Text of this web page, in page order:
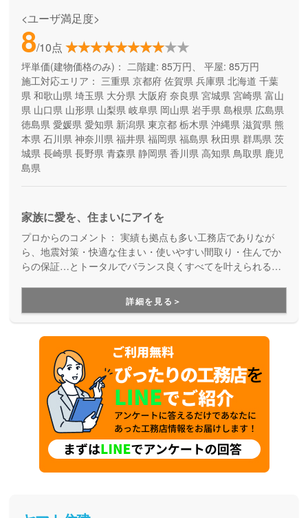
<ユーザ満足度>
8/10点
坪単価(建物価格のみ)： 二階建: 85万円、 平屋: 85万円
施工対応エリア： 三重県 京都府 佐賀県 兵庫県 北海道 千葉
県 和歌山県 埼玉県 大分県 大阪府 奈良県 宮城県 宮崎県 富山
県 山口県 山形県 山梨県 岐阜県 岡山県 岩手県 島根県 広島県
徳島県 愛媛県 愛知県 新潟県 東京都 栃木県 沖縄県 滋賀県 熊
本県 石川県 神奈川県 福井県 福岡県 福島県 秋田県 群馬県 茨
城県 長崎県 長野県 青森県 静岡県 香川県 高知県 鳥取県 鹿児
島県
家族に愛を、住まいにアイを
プロからのコメント： 実績も拠点も多い工務店でありなが
ら、地震対策・快適な住まい・使いやすい間取り・住んでか
らの保証…とトータルでバランス良くすべてを叶えられる家
用できる間取り提案も得意なので、末長く安心して暮らせる
住まいをお求めの方、安心できるプロにまるっとお任せした
い方にもお勧めしています。
詳細を見る＞